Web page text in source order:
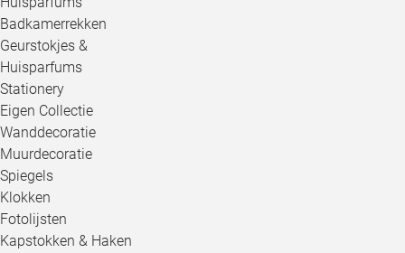
Badkamerrekken
Geurstokjes &
Huisparfums
Stationery
Eigen Collectie
Wanddecoratie
Muurdecoratie
Spiegels
Klokken
Fotolijsten
Kapstokken & Haken